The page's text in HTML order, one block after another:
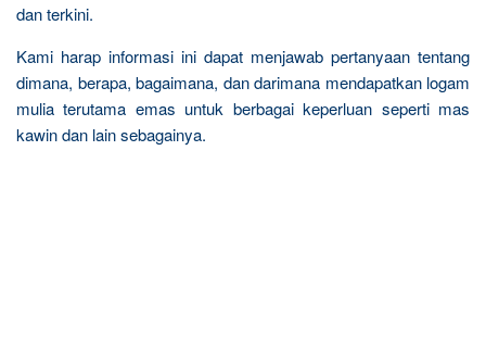
dan terkini.
Kami harap informasi ini dapat menjawab pertanyaan tentang
dimana, berapa, bagaimana, dan darimana mendapatkan logam
mulia terutama emas untuk berbagai keperluan seperti mas
kawin dan lain sebagainya.